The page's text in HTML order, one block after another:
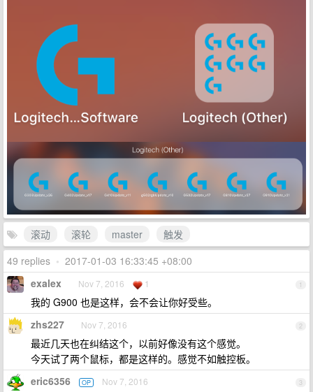
滚动 滚轮 master
触发
49 replies • 2017-01-03 16:33:45 +08:00
1
exalex Nov 7, 2016 1
我的 G900 也是这样，会不会让你好受些。
2
zhs227 Nov 7, 2016
最近几天也在纠结这个，以前好像没有这个感觉。
今天试了两个鼠标，都是这样的。感觉不如触控板。
3
eric6356 OP Nov 7, 2016